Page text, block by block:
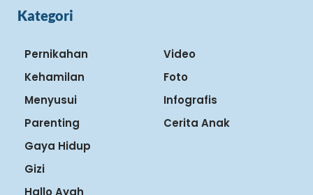
Kategori
Pernikahan
Kehamilan
Menyusui
Parenting
Gaya Hidup
Gizi
Video
Foto
Infografis
Cerita Anak